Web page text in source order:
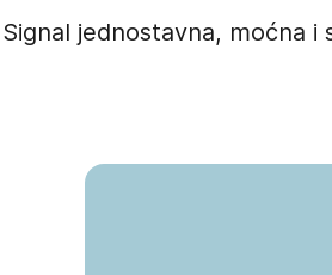
jednostavna, moćna